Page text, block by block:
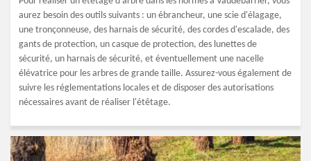
aurez besoin des outils suivants : un ébrancheur, une scie d'élagage,
une tronçonneuse, des harnais de sécurité, des cordes d'escalade, des
gants de protection, un casque de protection, des lunettes de
sécurité, un harnais de sécurité, et éventuellement une nacelle
élévatrice pour les arbres de grande taille. Assurez-vous également de
suivre les réglementations locales et de disposer des autorisations
nécessaires avant de réaliser l'étêtage.